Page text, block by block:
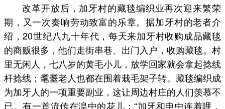
改革开放后，加牙村的藏毯编织业再次迎来繁荣
期，又一次奏响劳动致富的乐章。据加牙村的老者介
绍，20世纪八九十年代，每天来加牙村收购成品藏毯
的商贩很多，他们走街串巷、出门入户，收购藏毯。村
里无闲人，七八岁的黄毛小儿，放学回家就会拿起捻线
杆捻线；耄耋老人也都在围着栽毛架子转。藏毯编织成
为加牙人的一项重要副业，这让周边村庄的人们羡慕不
已。有一首流传在湟中的花儿：“加牙和申中连着哩，